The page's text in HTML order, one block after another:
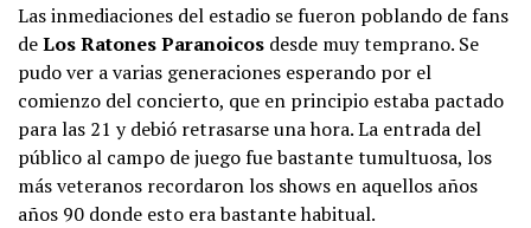
Las inmediaciones del estadio se fueron poblando de fans
deLos Ratones Paranoicos desde muy temprano. Se
pudo ver a varias generaciones esperando por el
comienzo del concierto, que en principio estaba pactado
para las 21 y debió retrasarse una hora. La entrada del
público al campo de juego fue bastante tumultuosa, los
más veteranos recordaron los shows en aquellos años
años 90 donde esto era bastante habitual.